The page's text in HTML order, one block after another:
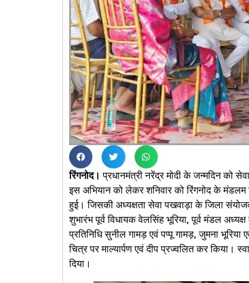
रिंगनोद।प्रधानमंत्री नरेंद्र मोदी के जन्मदिन
इस अभियान को लेकर शनिवार को रिंगनोद के मंडलम
हुई। जिसकी अध्यक्षता सेवा पखवाड़ा के जिला
शुभारंभ पूर्व विधायक वेलसिंह भूरिया, पूर्व मंडल
प्रतिनिधि सुनील गामड़ एवं पप्पू गामड़, जुमना भूरिया
चित्र पर माल्यार्पण एवं दीप प्रज्वलित कर किया।
दिया।